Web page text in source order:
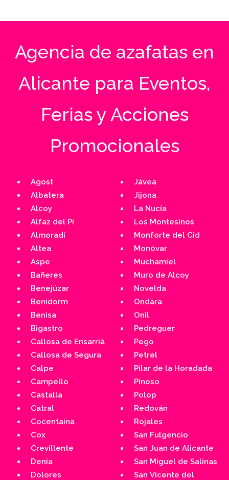
Agencia de azafatas en
Alicante para Eventos,
Ferias y Acciones
Promocionales
Agost
Albatera
Alcoy
Alfaz del Pi
Almoradí
Altea
Aspe
Bañeres
Benejúzar
Benidorm
Benisa
Bigastro
Callosa de Ensarriá
Callosa de Segura
Calpe
Campello
Castalla
Catral
Cocentaina
Cox
Crevillente
Denia
Dolores
Jávea
Jijona
La Nucía
Los Montesinos
Monforte del Cid
Monóvar
Muchamiel
Muro de Alcoy
Novelda
Ondara
Onil
Pedreguer
Pego
Petrel
Pilar de la Horadada
Pinoso
Polop
Redován
Rojales
San Fulgencio
San Juan de Alicante
San Miguel de Salinas
San Vicente del